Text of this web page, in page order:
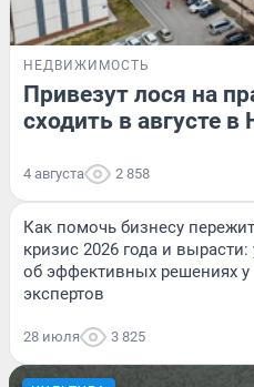
НЕДВИЖИМОСТЬ
Привезут лося на
сходить в августе
4 августа 2 858
Как помочь бизнесу
кризис 2026 года и вырасти:
об эффективных решениях у
экспертов
28 июля 3 825